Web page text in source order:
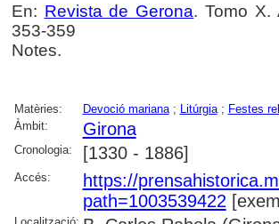
En: Revista de Gerona. Tomo X.
353-359
Notes.
Matèries: Devoció mariana; Litúrgia; Festes
Àmbit:
Girona
Cronologia: [1330 - 1886]
Accés:
https://
path=1003539422